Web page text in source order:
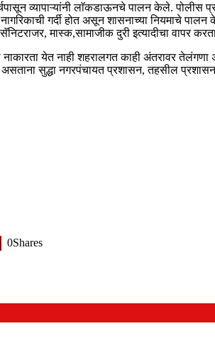
व्यापाऱ्यांनी लाॅकडाऊनचे पालन केले. पोलीस
गर्दी होत असून शासनाच्या नियमाचे पालन
मास्क,सामाजीक दुरी इत्यादीचा वापर
नाकारता येत नाही शहरालगत काही अंतरावर
सुद्धा नगरपंचायत प्रशासन, तहसील
0Shares